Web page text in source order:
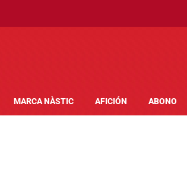
MARCA NÀSTIC AFICIÓN ABONO